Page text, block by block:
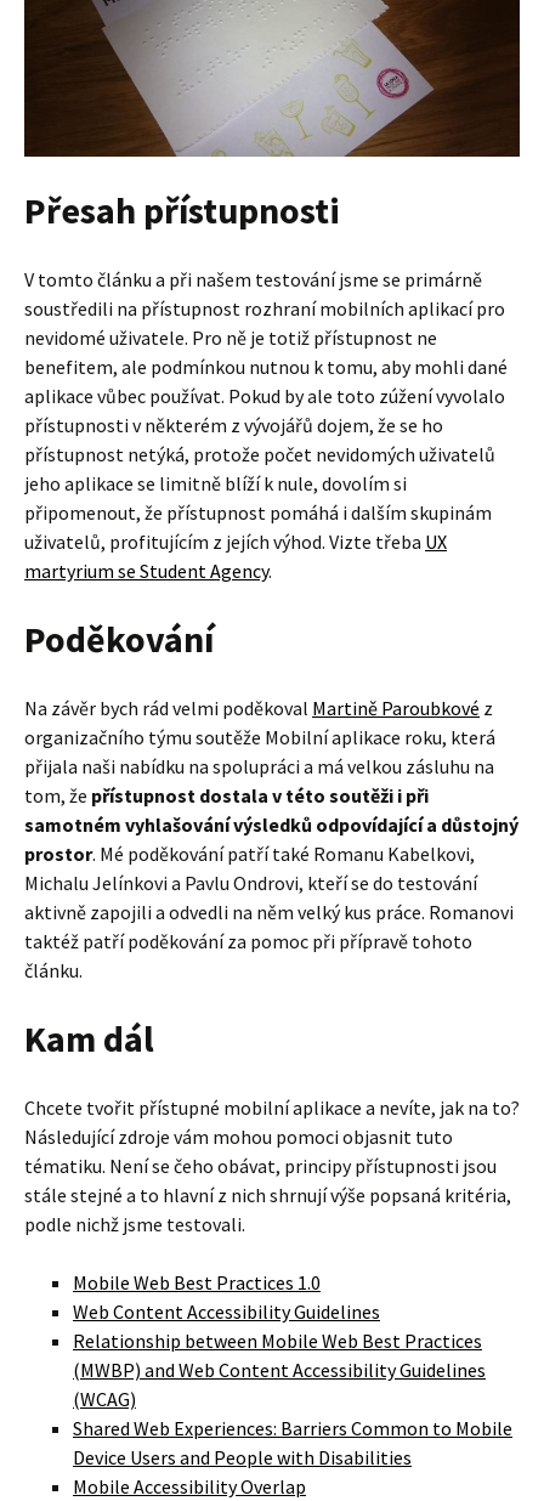
Přesah přístupnosti
V tomto článku a při našem testování jsme se primárně
soustředili na přístupnost rozhraní mobilních aplikací pro
nevidomé uživatele. Pro ně je totiž přístupnost ne
benefitem, ale podmínkou nutnou k tomu, aby mohli dané
aplikace vůbec používat. Pokud by ale toto zúžení vyvolalo
přístupnosti v některém z vývojářů dojem, že se ho
přístupnost netýká, protože počet nevidomých uživatelů
jeho aplikace se limitně blíží k nule, dovolím si
připomenout, že přístupnost pomáhá i dalším skupinám
uživatelů, profitujícím z jejích výhod. Vizte třeba UX
martyrium se Student Agency.
Poděkování
Na závěr bych rád velmi poděkoval Martině Paroubkové z
organizačního týmu soutěže Mobilní aplikace roku, která
přijala naši nabídku na spolupráci a má velkou zásluhu na
tom, že přístupnost dostala v této soutěži i při
samotném vyhlašování výsledků odpovídající a důstojný
prostor. Mé poděkování patří také Romanu Kabelkovi,
Michalu Jelínkovi a Pavlu Ondrovi, kteří se do testování
aktivně zapojili a odvedli na něm velký kus práce. Romanovi
taktéž patří poděkování za pomoc při přípravě tohoto
článku.
Kam dál
Chcete tvořit přístupné mobilní aplikace a nevíte, jak na to?
Následující zdroje vám mohou pomoci objasnit tuto
tématiku. Není se čeho obávat, principy přístupnosti jsou
stále stejné a to hlavní z nich shrnují výše popsaná kritéria,
podle nichž jsme testovali.
Mobile Web Best Practices 1.0
Web Content Accessibility Guidelines
Relationship between Mobile Web Best Practices
(MWBP) and Web Content Accessibility Guidelines
(WCAG)
Shared Web Experiences: Barriers Common to Mobile
Device Users and People with Disabilities
Mobile Accessibility Overlap